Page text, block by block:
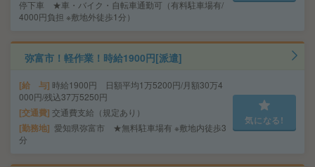
停下車 ★車・バイク・自転車通勤可（有料駐車場有/
4000円負担 ※敷地外徒歩1分）
弥富市！軽作業！時給1900円[派遣]
給 与 時給1900円 日額平均1万5200円/月額30万4
000円/残込37万5250円
交通費 交通費支給（規定あり）
勤務地 愛知県弥富市 ★無料駐車場有 ※敷地内徒歩3
分
気になる!